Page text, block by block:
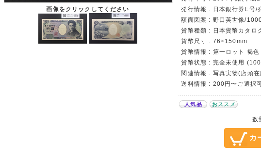
画像をクリックしてください
発行情報 : 日本銀行券E号/
額面図案 : 野口英世像/
貨幣種類 : 日本貨幣カタロ
貨幣尺寸 : 76×150mm
貨幣情報 : 第一ロット 褐
貨幣状態 : 完全未使用
関連情報 : 写真実物(店頭在
送料情報 : 200円〜ご選択
人気品 おススメ
数